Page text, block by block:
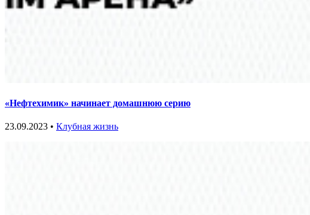
«Нефтехимик» начинает домашнюю серию
23.09.2023 • Клубная жизнь